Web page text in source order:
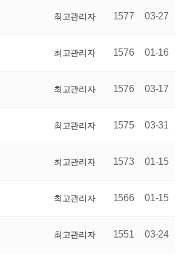
최고관리자 1577 03-27
최고관리자 1576 01-16
최고관리자 1576 03-17
최고관리자 1575 03-31
최고관리자 1573 01-15
최고관리자 1566 01-15
최고관리자 1551 03-24